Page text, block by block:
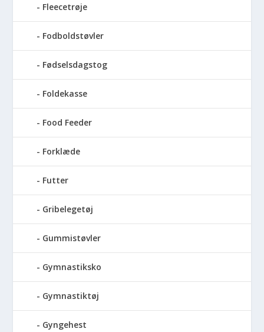
Fleecetrøje
Fodboldstøvler
Fødselsdagstog
Foldekasse
Food Feeder
Forklæde
Futter
Gribelegetøj
Gummistøvler
Gymnastiksko
Gymnastiktøj
Gyngehest